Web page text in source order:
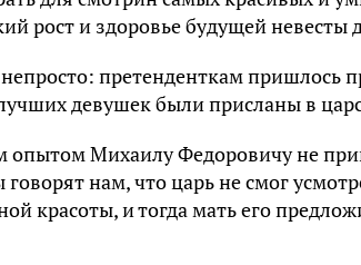
рост и здоровье будущей невесты
претенденткам пришлось
девушек были присланы в
Михаилу Федоровичу не
нам, что царь не смог
красоты, и тогда мать его